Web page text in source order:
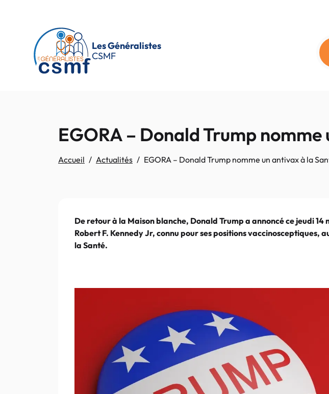
Les Généralistes
CSMF
EGORA – Donald Trump
Accueil Actualités EGORA – Donald Trump nomme un antivax à la
De retour à la Maison blanche, Donald Trump a annoncé ce jeudi
Robert F. Kennedy Jr, connu pour ses positions vaccinosceptiques,
la Santé.